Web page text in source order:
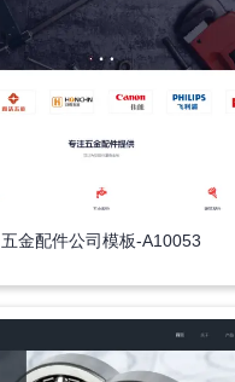
五金配件公司模板-A10053